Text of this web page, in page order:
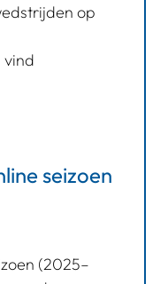
op
vind
seizoen
(2025–